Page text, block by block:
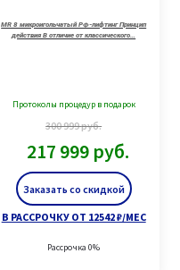
Заказать со скидкой
MR 8 микроигольчатый РФ-лифтинг Принцип
действия В отличие от классического…
Протоколы процедур в подарок
300 999руб.
217 999 руб.
В РАССРОЧКУ ОТ 12542 ₽/МЕС
Рассрочка 0%